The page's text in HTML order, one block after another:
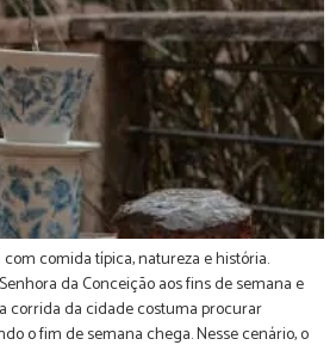
comida típica, natureza e história.
da Conceição aos fins de semana e
corrida da cidade costuma procurar
o fim de semana chega. Nesse cenário, o